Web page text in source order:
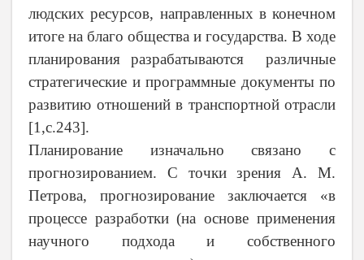
людских ресурсов, направленных в конечном
итоге на благо общества и государства. В ходе
планирования разрабатываются различные
стратегические и программные документы по
развитию отношений в транспортной отрасли
[1,c.243].
Планирование изначально связано с
прогнозированием. С точки зрения А. М.
Петрова, прогнозирование заключается «в
процессе разработки (на основе применения
научного подхода и собственного